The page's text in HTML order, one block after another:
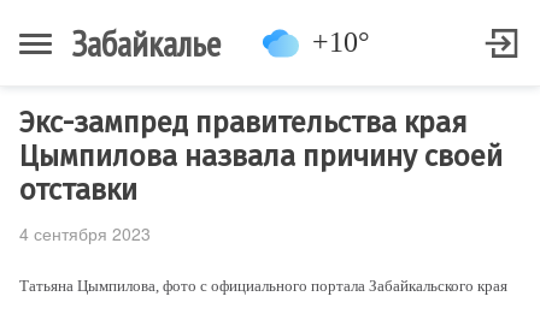
Забайкалье +10°
Экс-зампред правительства края
Цымпилова назвала причину своей
отставки
4 сентября 2023
Татьяна Цымпилова, фото с официального портала Забайкальского края